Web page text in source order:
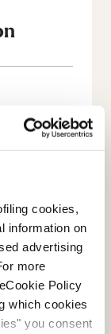
cookies,
information on
advertising
more
Policy
which cookies
you consent